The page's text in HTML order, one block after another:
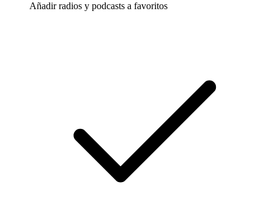
Añadir radios y podcasts a favoritos